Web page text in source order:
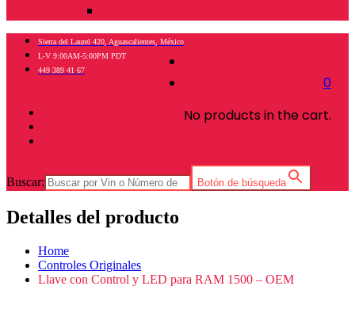
0
No products in the cart.
Sierra del Laurel 420, Aguascalientes, México
L-V 9:00AM-5:00PM PDT
449 389 41 67
Buscar: Botón de búsqueda
Detalles del producto
Home
Controles Originales
Llave con Control y LED para RAM 1500 – OEM